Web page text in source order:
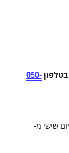
050-
– שעות פתיחה 7:30-17:00, ביום שישי מ-